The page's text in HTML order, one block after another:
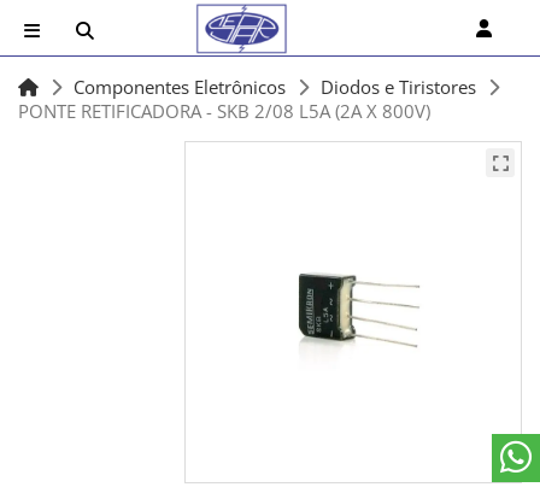
Componentes Eletrônicos
Diodos e Tiristores
PONTE RETIFICADORA - SKB 2/08 L5A (2A X 800V)